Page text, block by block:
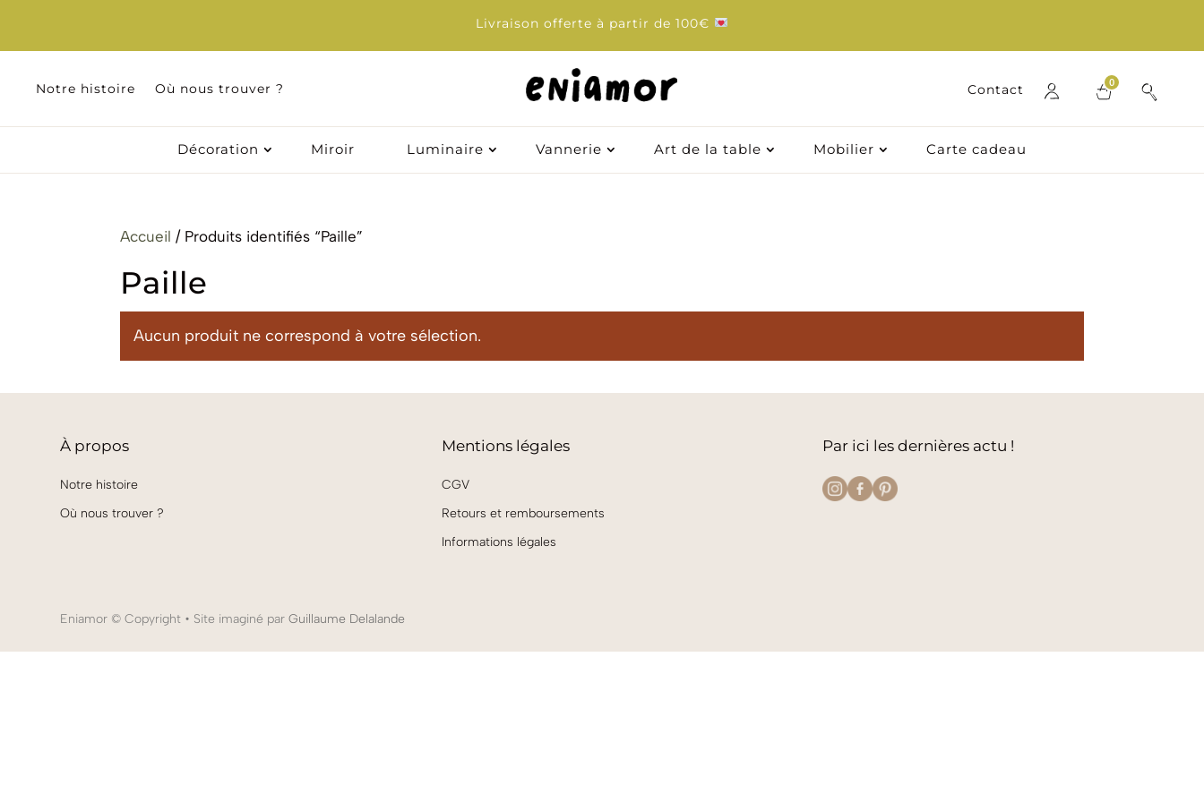
Livraison offerte à partir de 100€
Notre histoire Où nous trouver ? Contact 0
Décoration Miroir Luminaire Vannerie Art de la table Mobilier Carte cadeau
Accueil / Produits identifiés “Paille”
Paille
Aucun produit ne correspond à votre sélection.
À propos
Notre histoire
Où nous trouver ?
Mentions légales
CGV
Retours et remboursements
Informations légales
Par ici les dernières actu !
Eniamor © Copyright • Site imaginé parGuillaume Delalande